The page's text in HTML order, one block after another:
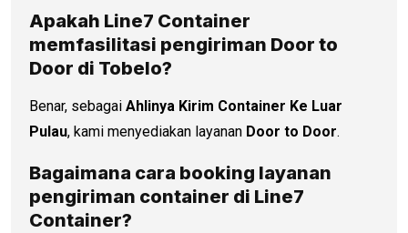
Apakah Line7 Container
memfasilitasi pengiriman Door to
Door di Tobelo?
Benar, sebagai Ahlinya Kirim Container Ke Luar
Pulau, kami menyediakan layanan Door to Door.
Bagaimana cara booking layanan
pengiriman container di Line7
Container?